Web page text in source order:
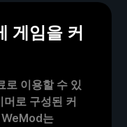
게임을 커
로 이용할 수 있
로 구성된 커
WeMod는